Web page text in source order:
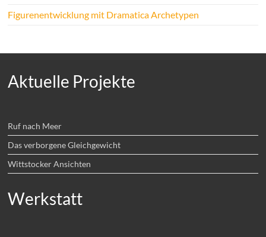
Figurenentwicklung mit Dramatica Archetypen
Aktuelle Projekte
Ruf nach Meer
Das verborgene Gleichgewicht
Wittstocker Ansichten
Werkstatt